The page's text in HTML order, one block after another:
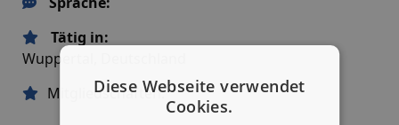
Tätig in:
Wuppertal, Deutschland
Mitgliedschaften:
Diese Webseite verwendet
Cookies.